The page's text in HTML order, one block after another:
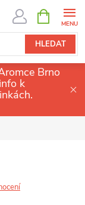
HLEDAT
NÁKUPNÍ
KOŠÍK
Brno
k